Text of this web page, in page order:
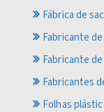
Fábrica de
Fabricante
Fabricante
Fabricantes
Folhas